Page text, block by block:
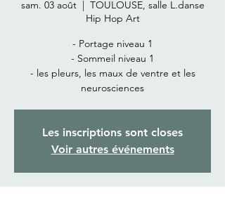
sam. 03 août
  |
TOULOUSE, salle L.danse
Hip Hop Art
- Portage niveau 1
- Sommeil niveau 1
- les pleurs, les maux de ventre et les
neurosciences
Les inscriptions sont closes
Voir autres événements